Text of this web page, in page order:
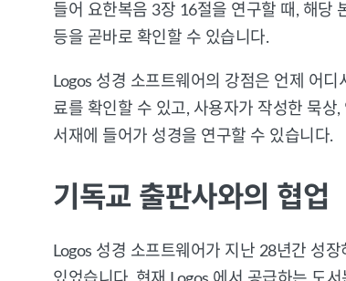
들어 요한복음 3장 16절을 연구할 때, 해당
등을 곧바로 확인할 수 있습니다.
Logos 성경 소프트웨어의 강점은 언제 어
료를 확인할 수 있고, 사용자가 작성한 묵
서재에 들어가 성경을 연구할 수 있습니다.
기독교 출판사와의 협업
Logos 성경 소프트웨어가 지난 28년간 성